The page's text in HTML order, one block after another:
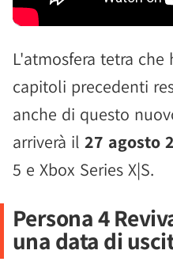
L'atmosfera tetra che
capitoli precedenti
anche di questo
arriverà il 27 agosto
5 e Xbox Series X|S.
Persona 4
una data di